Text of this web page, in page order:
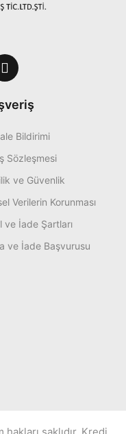
Bildirimi
Sözleşmesi
ve Güvenlik
Verilerin Korunması
ve İade Şartları
ve İade Başvurusu
saklıdır. Kredi